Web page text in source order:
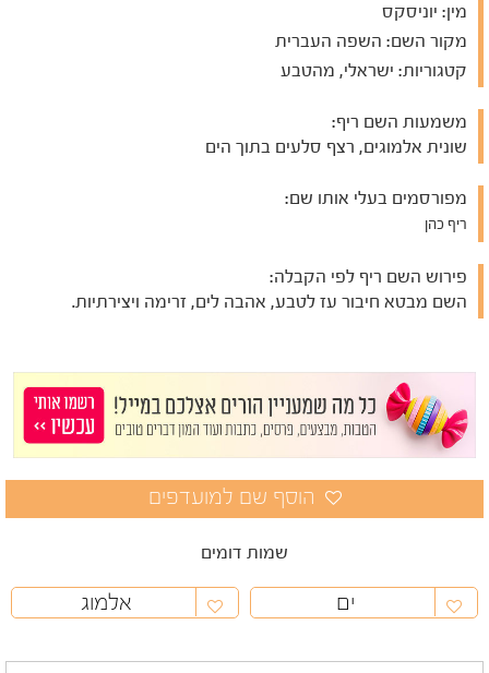
מין: יוניסקס
מקור השם: השפה העברית
קטגוריות: ישראלי, מהטבע
משמעות השם ריף:
שונית אלמוגים, רצף סלעים בתוך הים
מפורסמים בעלי אותו שם:
ריף כהן
פירוש השם ריף לפי הקבלה:
השם מבטא חיבור עז לטבע, אהבה לים, זרימה ויצירתיות.
שמות דומים
ים אלמוג